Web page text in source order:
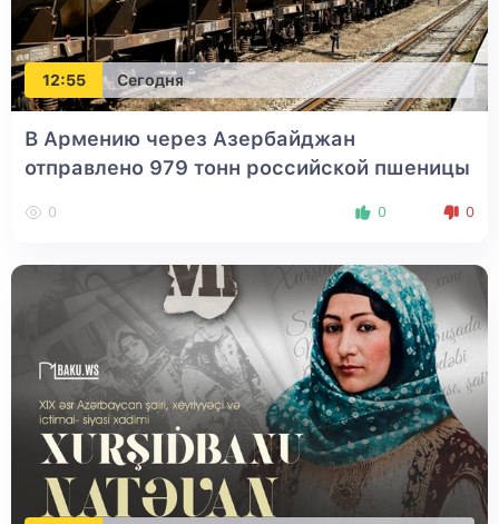
12:55 Сегодня
В Армению через Азербайджан
отправлено 979 тонн российской пшеницы
0 0 0